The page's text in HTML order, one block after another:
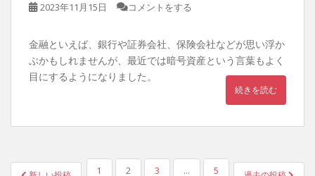
2023年11月15日 コメントをする
金融といえば、銀行や証券会社、保険会社などが思い浮か
ぶかもしれませんが、最近では暗号資産という言葉もよく
目にするようになりました。
続きを読む
1 2 3 … 5